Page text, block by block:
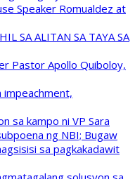
Speaker Romualdez at
SA ALITAN SA TAYA SA
Pastor Apollo Quiboloy,
impeachment,
sa kampo ni VP Sara
ng NBI; Bugaw
sa pagkakadawit